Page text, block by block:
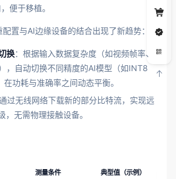
便于移植。
置与AI边缘设备的结合出现了新趋势：
换：根据输入数据复杂度（如视频帧率、
，自动切换不同精度的AI模型（如INT8
功耗与准确率之间动态平衡。
过无线网络下载新的部分比特流，实现远
，无需物理接触设备。
测量条件 典型值（示例）